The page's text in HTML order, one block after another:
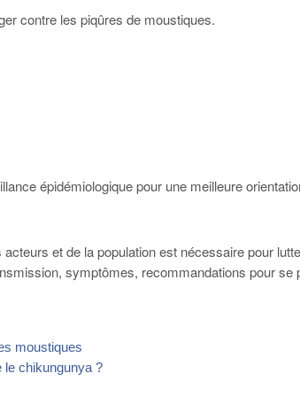
contre les piqûres de moustiques.
épidémiologique pour une meilleure
acteurs et de la population est nécessaire pour
symptômes, recommandations pour
moustiques
le chikungunya ?